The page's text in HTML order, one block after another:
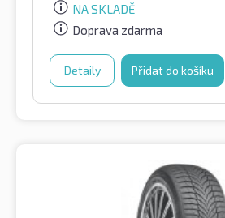
NA SKLADĚ
Doprava zdarma
Detaily Přidat do košíku